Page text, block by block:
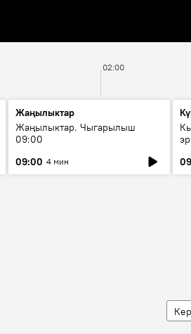
02:00
Жаңылыктар
Жаңылыктар. Чыгарылыш
09:00
09:00 4 мин